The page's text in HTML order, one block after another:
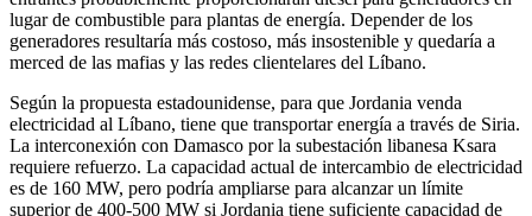
lugar de combustible para plantas de energía. Depender de los
generadores resultaría más costoso, más insostenible y quedaría a
merced de las mafias y las redes clientelares del Líbano.
Según la propuesta estadounidense, para que Jordania venda
electricidad al Líbano, tiene que transportar energía a través de Siria.
La interconexión con Damasco por la subestación libanesa Ksara
requiere refuerzo. La capacidad actual de intercambio de electricidad
es de 160 MW, pero podría ampliarse para alcanzar un límite
superior de 400-500 MW si Jordania tiene suficiente capacidad de